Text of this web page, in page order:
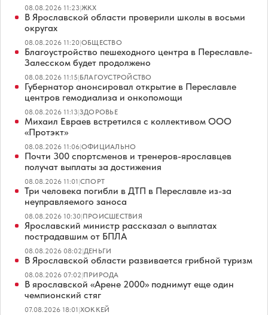
08.08.2026 11:23|ЖКХ
В Ярославской области проверили школы в восьми
округах
08.08.2026 11:20|ОБЩЕСТВО
Благоустройство пешеходного центра в Переславле-
Залесском будет продолжено
08.08.2026 11:15|БЛАГОУСТРОЙСТВО
Губернатор анонсировал открытие в Переславле
центров гемодиализа и онкопомощи
08.08.2026 11:13|ЗДОРОВЬЕ
Михаил Евраев встретился с коллективом ООО
«Протэкт»
08.08.2026 11:06|ОФИЦИАЛЬНО
Почти 300 спортсменов и тренеров-ярославцев
получат выплаты за достижения
08.08.2026 11:01|СПОРТ
Три человека погибли в ДТП в Переславле из-за
неуправляемого заноса
08.08.2026 10:30|ПРОИСШЕСТВИЯ
Ярославский министр рассказал о выплатах
пострадавшим от БПЛА
08.08.2026 08:02|ДЕНЬГИ
В Ярославской области развивается грибной туризм
08.08.2026 07:02|ПРИРОДА
В ярославской «Арене 2000» поднимут еще один
чемпионский стяг
07.08.2026 18:01|ХОККЕЙ